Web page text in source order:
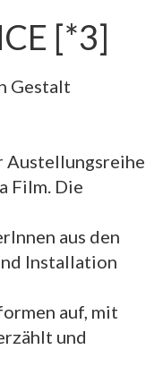
[*3]
Gestalt
Austellungsreihe
Film. Die
aus den
Installation
auf, mit
und